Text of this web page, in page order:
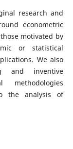
research and
econometric
motivated by
or statistical
We also
and inventive
the analysis of